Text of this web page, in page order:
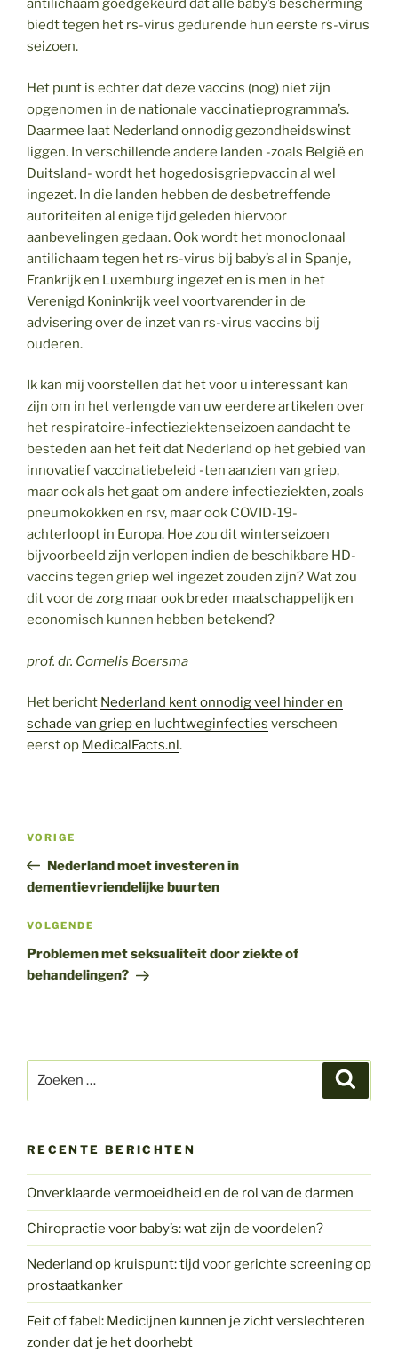
antilichaam goedgekeurd dat alle baby’s bescherming
biedt tegen het rs-virus gedurende hun eerste rs-virus
seizoen.
Het punt is echter dat deze vaccins (nog) niet zijn
opgenomen in de nationale vaccinatieprogramma’s.
Daarmee laat Nederland onnodig gezondheidswinst
liggen. In verschillende andere landen -zoals België en
Duitsland- wordt het hogedosisgriepvaccin al wel
ingezet. In die landen hebben de desbetreffende
autoriteiten al enige tijd geleden hiervoor
aanbevelingen gedaan. Ook wordt het monoclonaal
antilichaam tegen het rs-virus bij baby’s al in Spanje,
Frankrijk en Luxemburg ingezet en is men in het
Verenigd Koninkrijk veel voortvarender in de
advisering over de inzet van rs-virus vaccins bij
ouderen.
Ik kan mij voorstellen dat het voor u interessant kan
zijn om in het verlengde van uw eerdere artikelen over
het respiratoire-infectieziektenseizoen aandacht te
besteden aan het feit dat Nederland op het gebied van
innovatief vaccinatiebeleid -ten aanzien van griep,
maar ook als het gaat om andere infectieziekten, zoals
pneumokokken en rsv, maar ook COVID-19-
achterloopt in Europa. Hoe zou dit winterseizoen
bijvoorbeeld zijn verlopen indien de beschikbare HD-
vaccins tegen griep wel ingezet zouden zijn? Wat zou
dit voor de zorg maar ook breder maatschappelijk en
economisch kunnen hebben betekend?
prof. dr. Cornelis Boersma
Het bericht Nederland kent onnodig veel hinder en
schade van griep en luchtweginfecties verscheen
eerst op MedicalFacts.nl.
Vorig
bericht
VORIGE
Nederland moet investeren in
dementievriendelijke buurten
Volgend
bericht
VOLGENDE
Problemen met seksualiteit door ziekte of
behandelingen?
naar:
RECENTE BERICHTEN
Onverklaarde vermoeidheid en de rol van de darmen
Chiropractie voor baby’s: wat zijn de voordelen?
Nederland op kruispunt: tijd voor gerichte screening op
prostaatkanker
Feit of fabel: Medicijnen kunnen je zicht verslechteren
zonder dat je het doorhebt